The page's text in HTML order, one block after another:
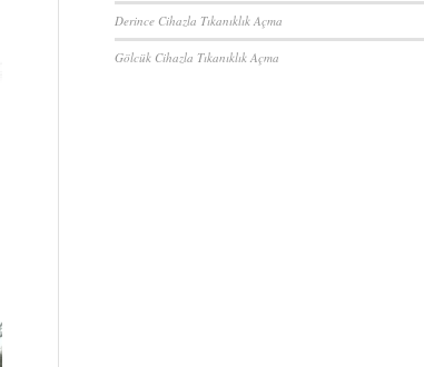
Derince Cihazla Tıkanıklık Açma
Gölcük Cihazla Tıkanıklık Açma